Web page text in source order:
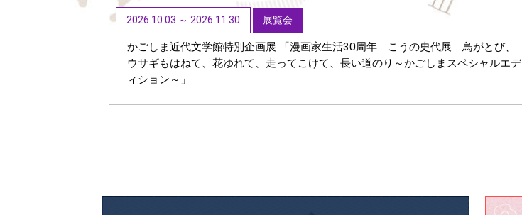
2026.10.03 ～ 2026.11.30 展覧会
かごしま近代文学館特別企画展 「漫画家生活30周年 こうの史代展 鳥がとび、
ウサギもはねて、花ゆれて、走ってこけて、長い道のり～かごしまスペシャルエデ
ィション～」